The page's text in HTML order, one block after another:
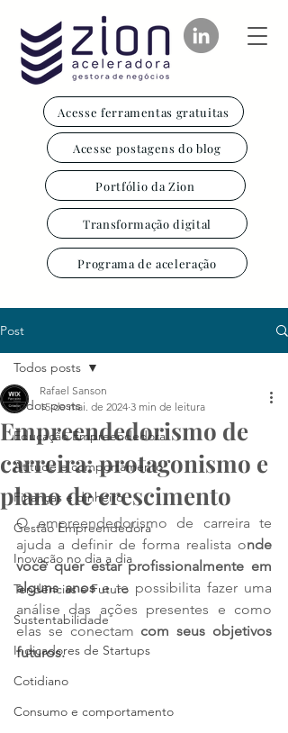
Acesse ferramentas gratuitas
Acesse postagens do blog
Portfólio da Zion
Transformação digital
Programa de aceleração
Post
Todos posts
Educação Empreendedora
Atitude e comportamento
Finanças e dinheiro
Gestão Empreendedora
Inovação no dia a dia
Tendências e Futuro
Sustentabilidade
Indicadores de Startups
Cotidiano
Consumo e comportamento
Todos posts
Empreendedorismo de
carreira: protagonismo e
plano de crescimento
Rafael Sanson
15 de mai. de 2024 3 min de leitura
O empreendedorismo de carreira te
ajuda a definir de forma realista onde
você quer estar profissionalmente em
alguns anos e te possibilita fazer uma
análise das ações presentes e como
elas se conectam com seus objetivos
futuros.